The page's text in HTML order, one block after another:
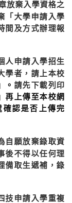
放棄入學資格之
「大學申請入學
間及方式辦理報
人申請入學招生
學者，請上本校
。 請先下載列印
再上傳至本校網
認是否上傳完
自願放棄錄取資
後不得以任何理
備取生遞補，錄
技申請入學重複